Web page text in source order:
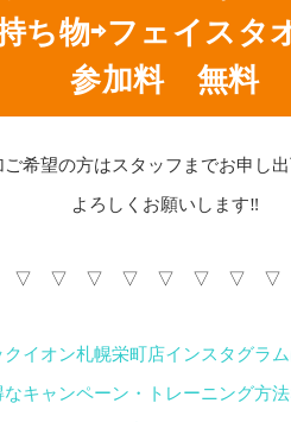
ち物⇨フェイスタ
参加料 無料
ご希望の方はスタッフまでお申し
よろしくお願いします‼
▽ ▽ ▽ ▽ ▽ ▽ ▽ ▽
クイオン札幌栄町店インスタグラ
キャンペーン・トレーニング方